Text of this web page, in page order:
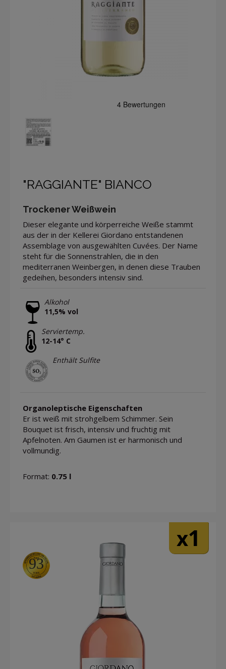
"RAGGIANTE" BIANCO
Trockener Weißwein
Dieser elegante und körperreiche Weiße stammt
aus der in der Kellerei Giordano entstandenen
Assemblage von ausgewählten Cuvées. Der Name
steht für die Sonnenstrahlen, die in den
mediterranen Weinbergen, in denen diese Trauben
gedeihen, besonders intensiv sind.
Alkohol
11,5% vol
Serviertemp.
12-14° C
Enthält Sulfite
Organoleptische Eigenschaften
Er ist weiß mit strohgelbem Schimmer. Sein
Bouquet ist frisch, intensiv und fruchtig mit
Apfelnoten. Am Gaumen ist er harmonisch und
vollmundig.
Format: 0.75 l
93
x1